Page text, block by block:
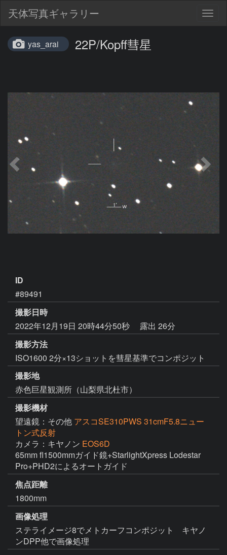
天体写真ギャラリー
yas_arai 22P/Kopff彗星
ID
#89491
撮影日時
2022年12月19日 20時44分50秒
露出 26分
撮影方法
ISO1600 2分×13ショットを彗星基準でコンポジット
撮影地
赤色巨星観測所（山梨県北杜市）
撮影機材
望遠鏡：その他 アスコSE310PWS 31cmF5.8ニュー
トン式反射
カメラ：キヤノン EOS6D
65mm fl1500mmガイド鏡+StarlightXpress Lodestar
Pro+PHD2によるオートガイド
焦点距離
1800mm
画像処理
ステライメージ8でメトカーフコンポジット　キヤノ
ンDPP他で画像処理